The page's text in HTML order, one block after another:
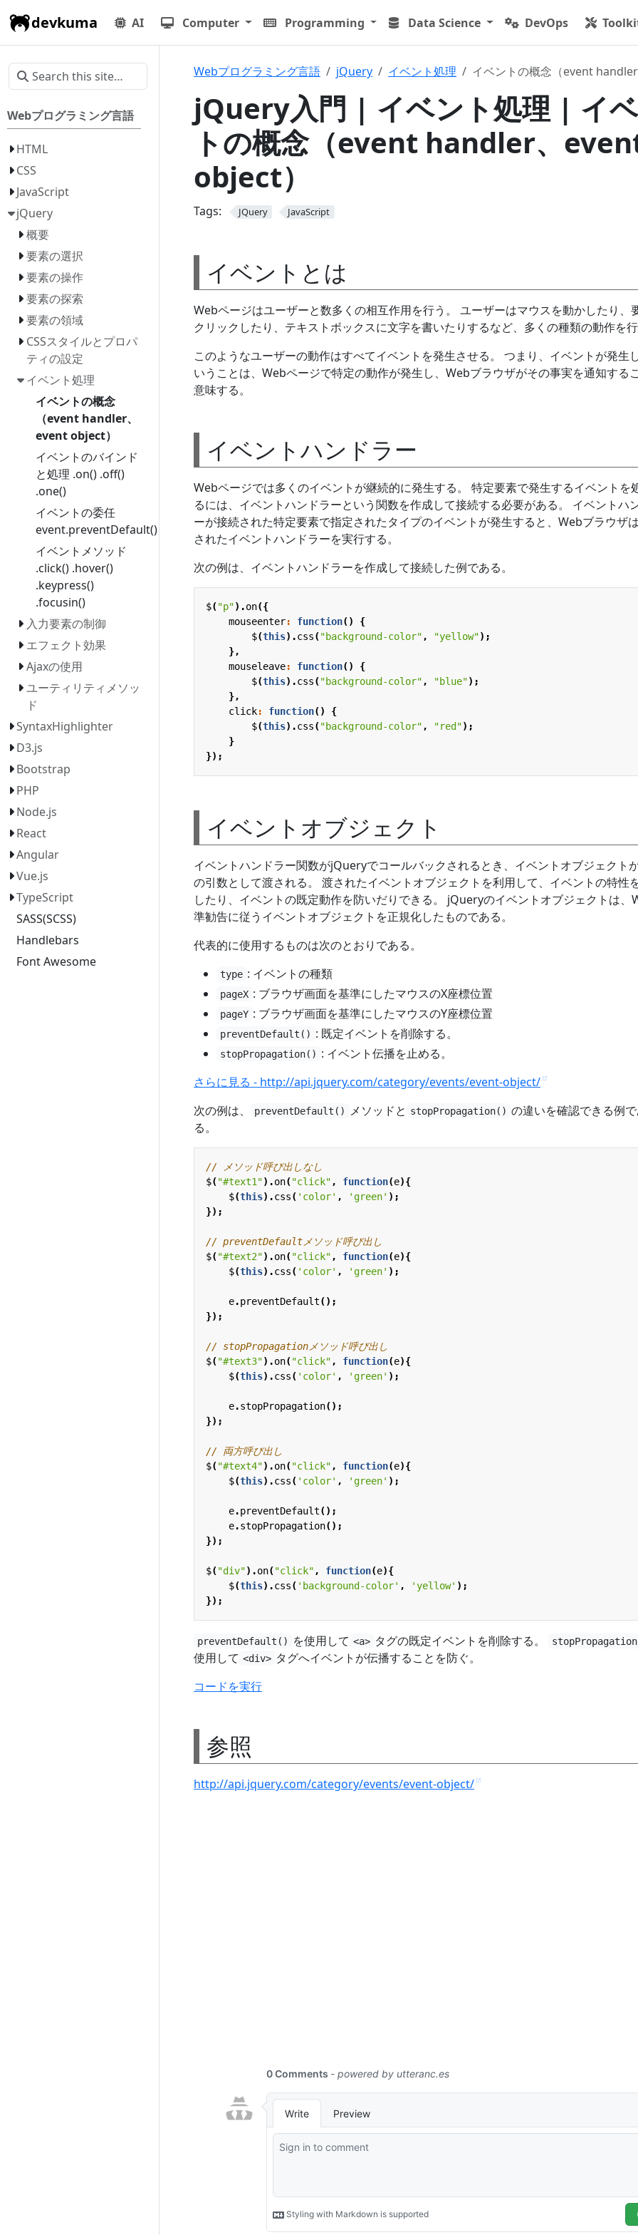
devkuma AI Computer Programming Data Science DevOps
Webプログラミング言語
HTML
CSS
JavaScript
jQuery
概要
要素の選択
要素の操作
要素の探索
要素の領域
CSSスタイルとプロパ
ティの設定
イベント処理
イベントの概念
（event handler、
event object）
イベントのバインド
と処理 .on() .off()
.one()
イベントの委任
event.preventDefault()
イベントメソッド
.click() .hover()
.keypress()
.focusin()
入力要素の制御
エフェクト効果
Ajaxの使用
ユーティリティメソッ
ド
SyntaxHighlighter
D3.js
Bootstrap
PHP
Node.js
React
Angular
Vue.js
TypeScript
SASS(SCSS)
Handlebars
Font Awesome
Webプログラミング言語 jQuery イベント処理 イベントの概念（event
jQuery入門 | イベント処理 | イ
トの概念（event handler、
object）
Tags: JQuery JavaScript
イベントとは
Webページはユーザーと数多くの相互作用を行う。 ユーザーはマウスを動かしたり、
クリックしたり、テキストボックスに文字を書いたりするなど、多くの種類の動作を
このようなユーザーの動作はすべてイベントを発生させる。 つまり、イベントが発生
いうことは、Webページで特定の動作が発生し、Webブラウザがその事実を通知する
意味する。
イベントハンドラー
Webページでは多くのイベントが継続的に発生する。 特定要素で発生するイベントを
るには、イベントハンドラーという関数を作成して接続する必要がある。 イベントハ
ーが接続された特定要素で指定されたタイプのイベントが発生すると、Webブラウザ
されたイベントハンドラーを実行する。
次の例は、イベントハンドラーを作成して接続した例である。
$("p").on({
mouseenter: function()
{
$(this).css("background-color" , "yellow");
},
mouseleave: function()
{
$(this).css("background-color" , "blue");
},
click: function()
{
$(this).css("background-color" , "red");
}
});
イベントオブジェクト
イベントハンドラー関数がjQueryでコールバックされるとき、イベントオブジェクト
の引数として渡される。 渡されたイベントオブジェクトを利用して、イベントの特性
したり、イベントの既定動作を防いだりできる。 jQueryのイベントオブジェクトは、
準勧告に従うイベントオブジェクトを正規化したものである。
代表的に使用するものは次のとおりである。
type : イベントの種類
pageX : ブラウザ画面を基準にしたマウスのX座標位置
pageY : ブラウザ画面を基準にしたマウスのY座標位置
preventDefault() : 既定イベントを削除する。
stopPropagation() : イベント伝播を止める。
さらに見る - http://api.jquery.com/category/events/event-object/
次の例は、
preventDefault() メソッドと stopPropagation() の違いを確認できる例
る。
$("#text1").on("click" , function(e){
$(this).css( 'color' , 'green' );
});
$("#text2").on("click" , function(e){
$(this).css( 'color' , 'green' );
e.preventDefault();
});
$("#text3").on("click" , function(e){
$(this).css( 'color' , 'green' );
e.stopPropagation();
});
$("#text4").on("click" , function(e){
$(this).css( 'color' , 'green' );
e.preventDefault();
e.stopPropagation();
});
$("div").on("click" , function(e){
$(this).css( 'background-color' , 'yellow' );
});
preventDefault() を使用して <a> タグの既定イベントを削除する。
使用して <div> タグへイベントが伝播することを防ぐ。
コードを実行
参照
http://api.jquery.com/category/events/event-object/